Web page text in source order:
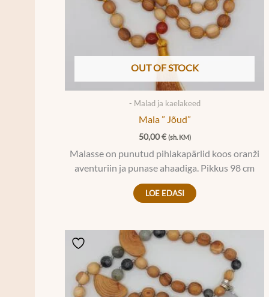
OUT OF STOCK
- Malad ja kaelakeed
Mala ” Jõud”
50,00€ (sh. KM)
Malasse on punutud pihlakapärlid koos oranži
aventuriin ja punase ahaadiga. Pikkus 98 cm
LOE EDASI